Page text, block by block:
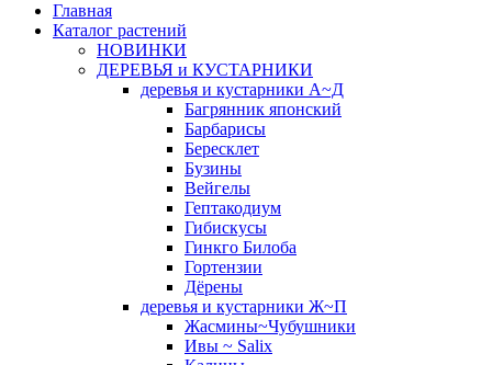
Главная
Каталог растений
НОВИНКИ
ДЕРЕВЬЯ и КУСТАРНИКИ
деревья и кустарники А~Д
Багрянник японский
Барбарисы
Бересклет
Бузины
Вейгелы
Гептакодиум
Гибискусы
Гинкго Билоба
Гортензии
Дёрены
деревья и кустарники Ж~П
Жасмины~Чубушники
Ивы ~ Salix